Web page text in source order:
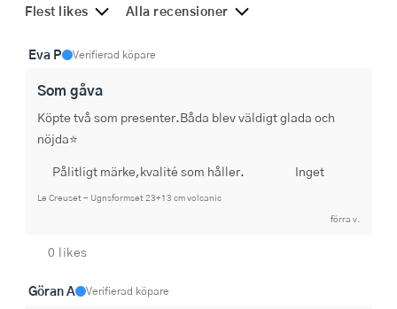
Flest likes Alla recensioner
Eva P Verifierad köpare
Som gåva
Köpte två som presenter.Båda blev väldigt glada och
nöjda⭐️
Pålitligt märke,kvalité som håller.
Inget
Le Creuset - Ugnsformset 23+13 cm volcanic
förra v.
0 likes
Göran A Verifierad köpare